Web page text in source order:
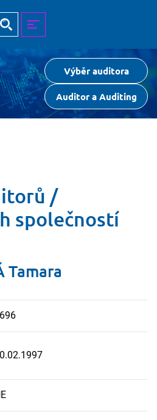
Přihlásit
Výběr auditora
Auditor a Auditing
/
společností
Tamara